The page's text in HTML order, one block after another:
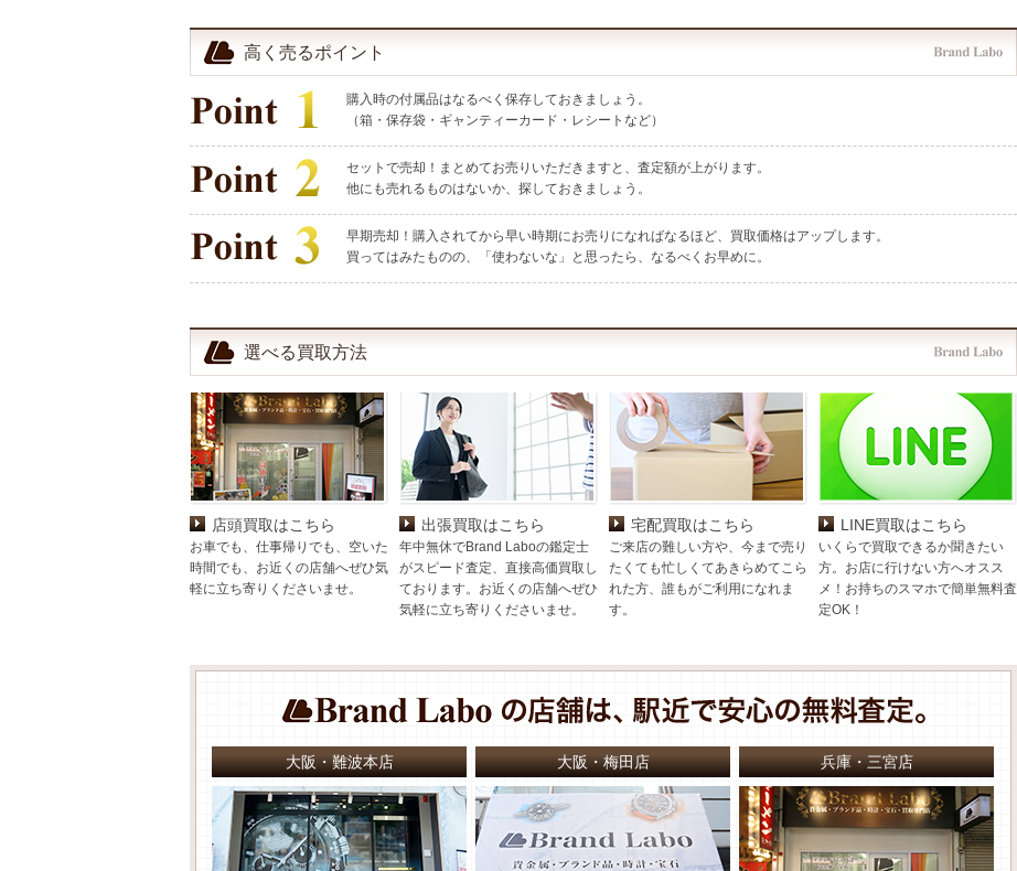
高く売るポイント
購入時の付属品はなるべく保存しておきましょう。
（箱・保存袋・ギャンティーカード・レシートなど）
セットで売却！まとめてお売りいただきますと、査定額が上がります。
他にも売れるものはないか、探しておきましょう。
早期売却！購入されてから早い時期にお売りになればなるほど、買取価格はアップします。
買ってはみたものの、「使わないな」と思ったら、なるべくお早めに。
選べる買取方法
店頭買取はこちら
お車でも、仕事帰りでも、空いた
時間でも、お近くの店舗へぜひ気
軽に立ち寄りくださいませ。
出張買取はこちら
年中無休でBrand Laboの鑑定士
がスピード査定、直接高価買取し
ております。お近くの店舗へぜひ
気軽に立ち寄りくださいませ。
宅配買取はこちら
ご来店の難しい方や、今まで売り
たくても忙しくてあきらめてこら
れた方、誰もがご利用になれま
す。
LINE買取はこちら
いくらで買取できるか聞きたい
方。お店に行けない方へオスス
メ！お持ちのスマホで簡単無料査
定OK！
大阪・難波本店 大阪・梅田店 兵庫・三宮店